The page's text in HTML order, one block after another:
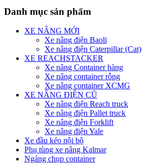
Danh mục sản phẩm
XE NÂNG MỚI
Xe nâng điện Baoli
Xe nâng điện Caterpillar (Cat)
XE REACHSTACKER
Xe nâng Container hàng
Xe nâng container rỗng
Xe nâng container XCMG
XE NÂNG ĐIỆN CŨ
Xe nâng điện Reach truck
Xe nâng điện Pallet truck
Xe nâng điện Forklift
Xe nâng điện Yale
Xe đầu kéo nội bộ
Phụ tùng xe nâng Kalmar
Ngáng chụp container